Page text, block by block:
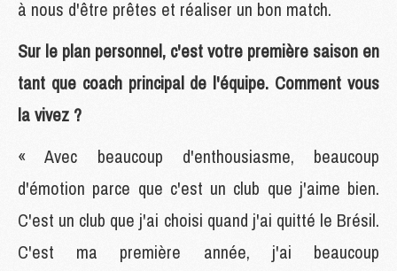
à nous d'être prêtes et réaliser un bon match.
Sur le plan personnel, c'est votre première saison en
tant que coach principal de l'équipe. Comment vous
la vivez ?
« Avec beaucoup d'enthousiasme, beaucoup
d'émotion parce que c'est un club que j'aime bien.
C'est un club que j'ai choisi quand j'ai quitté le Brésil.
C'est ma première année, j'ai beaucoup